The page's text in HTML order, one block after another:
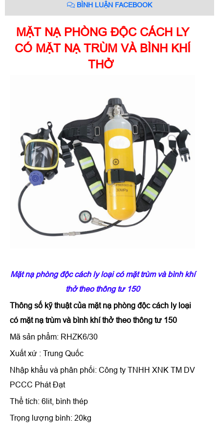
BÌNH LUẬN FACEBOOK
MẶT NẠ PHÒNG ĐỘC CÁCH LY
CÓ MẶT NẠ TRÙM VÀ BÌNH KHÍ
THỞ
Mặt nạ phòng độc cách ly loại có mặt trùm và bình khí
thở theo thông tư 150
Thông số kỹ thuật của mặt nạ phòng độc cách ly loại
có mặt nạ trùm và bình khí thở theo thông tư 150
Mã sản phẩm: RHZK6/30
Xuất xứ : Trung Quốc
Nhập khẩu và phân phối: Công ty TNHH XNK TM DV
PCCC Phát Đạt
Thể tích: 6lit, bình thép
Trọng lượng bình: 20kg